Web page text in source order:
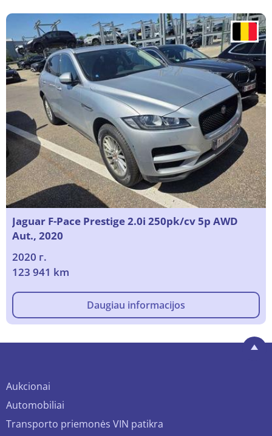
Jaguar F-Pace Prestige 2.0i 250pk/cv 5p AWD
Aut., 2020
2020 г.
123 941 km
Daugiau informacijos
Aukcionai
Automobiliai
Transporto priemonės VIN patikra